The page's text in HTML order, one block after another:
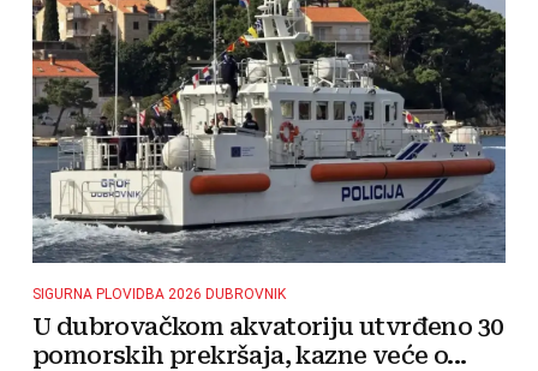
SIGURNA PLOVIDBA 2026 DUBROVNIK
U dubrovačkom akvatoriju utvrđeno 30
pomorskih prekršaja, kazne veće o...